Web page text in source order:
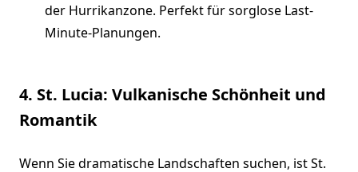
der Hurrikanzone. Perfekt für sorglose Last-
Minute-Planungen.
4. St. Lucia: Vulkanische Schönheit und
Romantik
Wenn Sie dramatische Landschaften suchen, ist St.